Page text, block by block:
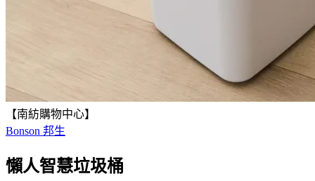
【南紡購物中心】
Bonson 邦生
懶人智慧垃圾桶